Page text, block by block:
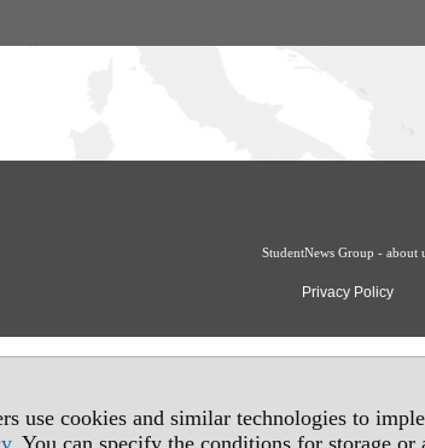
use cookies and similar technologies to
. You can specify the conditions for storage or
StudentNews Group - about
Privacy Policy